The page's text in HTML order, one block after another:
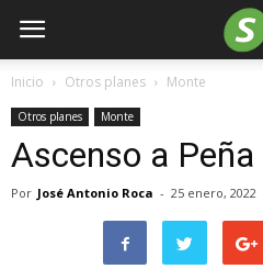
Inicio Otros planes Monte
Otros planes Monte
Ascenso a
Por José Antonio Roca - 25 enero, 2022